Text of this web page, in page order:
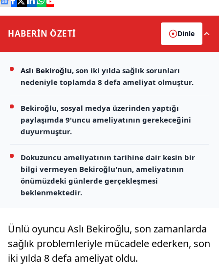
HABERİN ÖZETİ Dinle
Aslı Bekiroğlu, son iki yılda sağlık sorunları
nedeniyle toplamda 8 defa ameliyat olmuştur.
Bekiroğlu, sosyal medya üzerinden yaptığı
paylaşımda 9'uncu ameliyatının gerekeceğini
duyurmuştur.
Dokuzuncu ameliyatının tarihine dair kesin bir
bilgi vermeyen Bekiroğlu'nun, ameliyatının
önümüzdeki günlerde gerçekleşmesi
beklenmektedir.
Ünlü oyuncu Aslı Bekiroğlu, son zamanlarda
sağlık problemleriyle mücadele ederken, son
iki yılda 8 defa ameliyat oldu.